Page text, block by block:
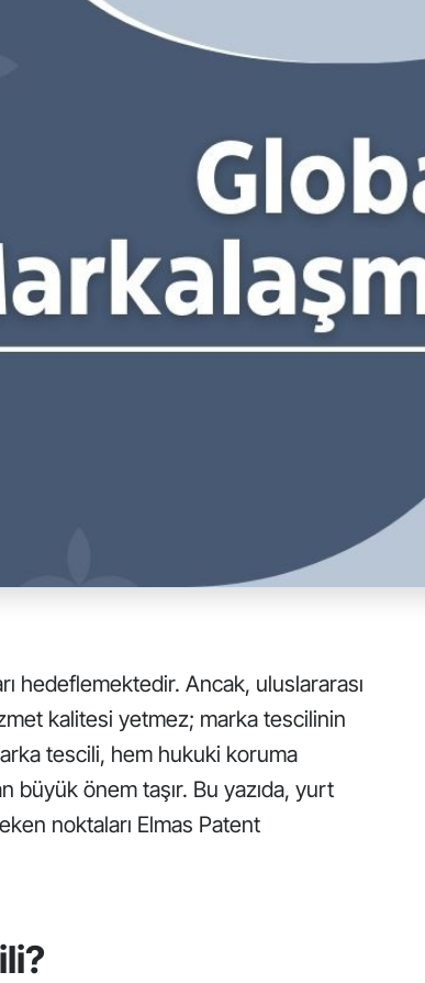
hedeflemektedir. Ancak, uluslararası
kalitesi yetmez; marka tescilinin
tescili, hem hukuki koruma
büyük önem taşır. Bu yazıda, yurt
noktaları Elmas Patent